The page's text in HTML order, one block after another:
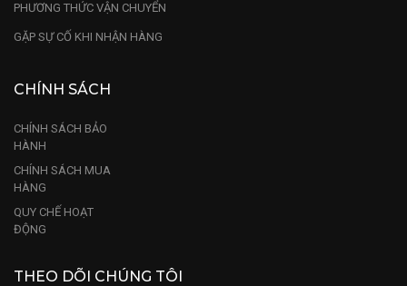
PHƯƠNG THỨC VẬN CHUYỂN
GẶP SỰ CỐ KHI NHẬN HÀNG
CHÍNH SÁCH
CHÍNH SÁCH BẢO
HÀNH
CHÍNH SÁCH MUA
HÀNG
QUY CHẾ HOẠT
ĐỘNG
THEO DÕI CHÚNG TÔI